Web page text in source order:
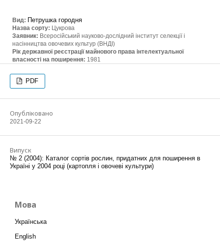
Вид: Петрушка городня
Назва сорту: Цукрова
Заявник: Всеросійський науково-дослідний інститут селекції і
насінництва овочевих культур (ВНДІ)
Рік державної реєстрації майнового права інтелектуальної
власності на поширення: 1981
PDF
Опубліковано
2021-09-22
Випуск
№ 2 (2004): Каталог сортів рослин, придатних для поширення в
Україні у 2004 році (картопля і овочеві культури)
Мова
Українська
English